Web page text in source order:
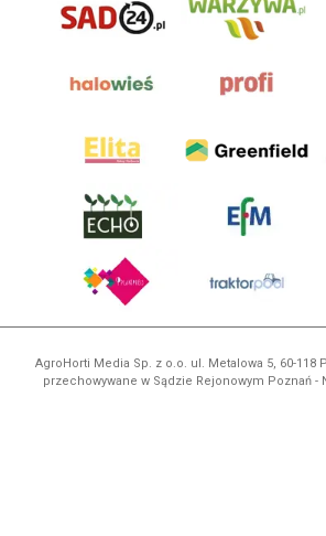
AgroHorti Media Sp. z o.o. ul. Metalowa 5, 60-118
przechowywane w Sądzie Rejonowym Poznań -